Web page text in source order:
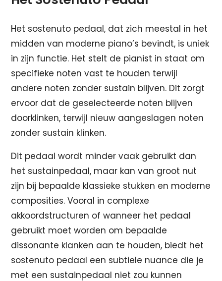
Het sostenuto pedaal, dat zich meestal in het
midden van moderne piano’s bevindt, is uniek
in zijn functie. Het stelt de pianist in staat om
specifieke noten vast te houden terwijl
andere noten zonder sustain blijven. Dit zorgt
ervoor dat de geselecteerde noten blijven
doorklinken, terwijl nieuw aangeslagen noten
zonder sustain klinken.
Dit pedaal wordt minder vaak gebruikt dan
het sustainpedaal, maar kan van groot nut
zijn bij bepaalde klassieke stukken en moderne
composities. Vooral in complexe
akkoordstructuren of wanneer het pedaal
gebruikt moet worden om bepaalde
dissonante klanken aan te houden, biedt het
sostenuto pedaal een subtiele nuance die je
met een sustainpedaal niet zou kunnen